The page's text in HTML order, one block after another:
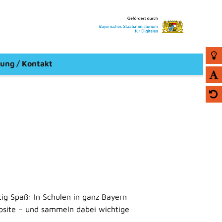
/ Kontakt
Spaß: In Schulen in ganz Bayern
– und sammeln dabei wichtige